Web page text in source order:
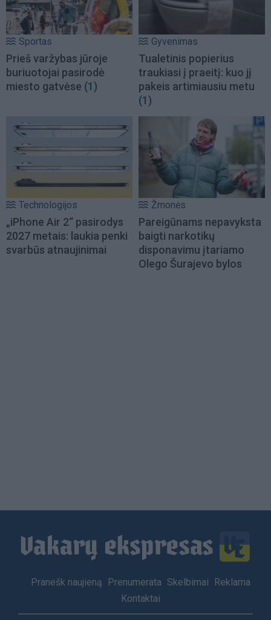
Sportas
Prieš varžybas jūroje
buriuotojai pasirodė
miesto gatvėse (1)
Gyvenimas
Tualetinis popierius
traukiasi į praeitį: kuo jį
pakeis artimiausiu metu
(1)
Technologijos
„iPhone Air 2“ pasirodys
2027 metais: laukia penki
svarbūs atnaujinimai
Žmonės
Pareigūnams nepavyksta
baigti narkotikų
disponavimu įtariamo
Olego Šurajevo bylos
Footer
Pranešk naujieną Prenumerata Skelbimai
Reklama
Kontaktai